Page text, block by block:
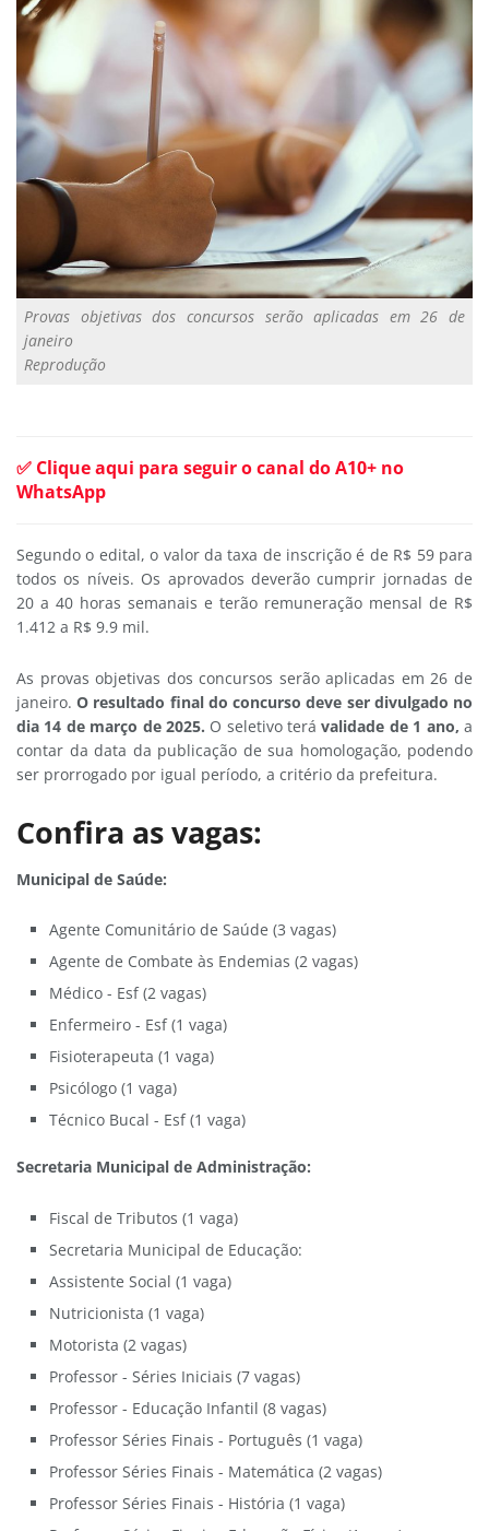
Provas objetivas dos concursos serão aplicadas em 26 de
janeiro
Reprodução
✅ Clique aqui para seguir o canal do A10+ no
WhatsApp
Segundo o edital, o valor da taxa de inscrição é de R$ 59 para
todos os níveis. Os aprovados deverão cumprir jornadas de
20 a 40 horas semanais e terão remuneração mensal de R$
1.412 a R$ 9.9 mil.
As provas objetivas dos concursos serão aplicadas em 26 de
janeiro.O resultado final do concurso deve ser divulgado no
dia 14 de março de 2025. O seletivo terávalidade de 1 ano, a
contar da data da publicação de sua homologação, podendo
ser prorrogado por igual período, a critério da prefeitura.
Confira as vagas:
Municipal de Saúde:
Agente Comunitário de Saúde (3 vagas)
Agente de Combate às Endemias (2 vagas)
Médico - Esf (2 vagas)
Enfermeiro - Esf (1 vaga)
Fisioterapeuta (1 vaga)
Psicólogo (1 vaga)
Técnico Bucal - Esf (1 vaga)
Secretaria Municipal de Administração:
Fiscal de Tributos (1 vaga)
Secretaria Municipal de Educação:
Assistente Social (1 vaga)
Nutricionista (1 vaga)
Motorista (2 vagas)
Professor - Séries Iniciais (7 vagas)
Professor - Educação Infantil (8 vagas)
Professor Séries Finais - Português (1 vaga)
Professor Séries Finais - Matemática (2 vagas)
Professor Séries Finais - História (1 vaga)